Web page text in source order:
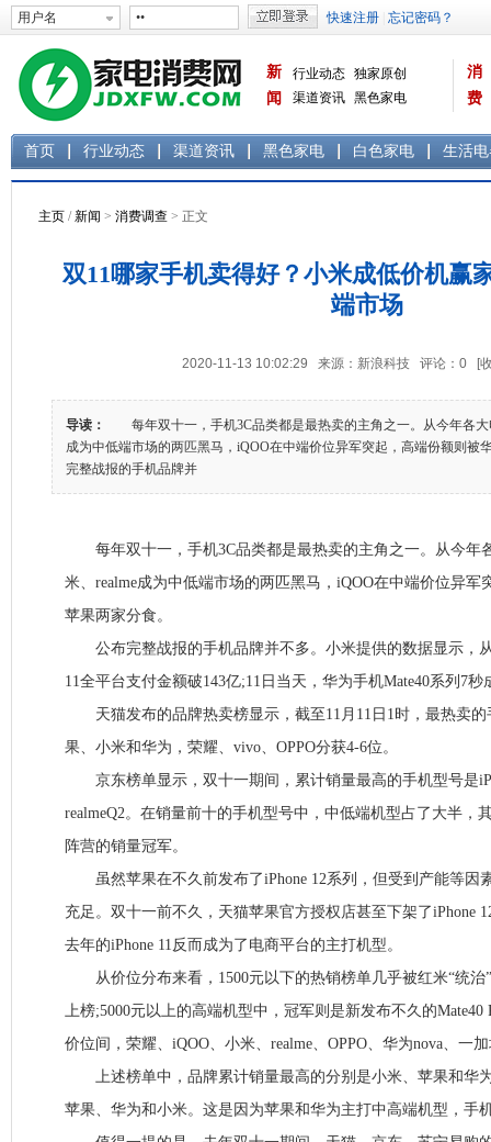
新
闻
行业动态 独家原创
渠道资讯 黑色家电
消
费
首页 行业动态 渠道资讯 黑色家电 白色家电 生活
主页 /新闻 > 消费调查 > 正文
双11哪家手机卖得好？小米成低价机赢
端市场
2020-11-13 10:02:29 来源：新浪科技 评论： 0 [
导读：
每年双十一，手机3C品类都是最热卖的主角之一。从今年各大
成为中低端市场的两匹黑马，iQOO在中端价位异军突起，高端份额则
完整战报的手机品牌并
每年双十一，手机3C品类都是最热卖的主角之一。从今年
米、realme成为中低端市场的两匹黑马，iQOO在中端价位异军
苹果两家分食。
公布完整战报的手机品牌并不多。小米提供的数据显示，
11全平台支付金额破143亿;11日当天，华为手机Mate40系列7
天猫发布的品牌热卖榜显示，截至11月11日1时，最热卖的
果、小米和华为，荣耀、vivo、OPPO分获4-6位。
京东榜单显示，双十一期间，累计销量最高的手机型号是
realmeQ2。在销量前十的手机型号中，中低端机型占了大半，
阵营的销量冠军。
虽然苹果在不久前发布了iPhone 12系列，但受到产能等因
充足。双十一前不久，天猫苹果官方授权店甚至下架了iPhone
去年的iPhone 11反而成为了电商平台的主打机型。
从价位分布来看，1500元以下的热销榜单几乎被红米“统治”
上榜;5000元以上的高端机型中，冠军则是新发布不久的Mate40
价位间，荣耀、iQOO、小米、realme、OPPO、华为nova、一
上述榜单中，品牌累计销量最高的分别是小米、苹果和华
苹果、华为和小米。这是因为苹果和华为主打中高端机型，手